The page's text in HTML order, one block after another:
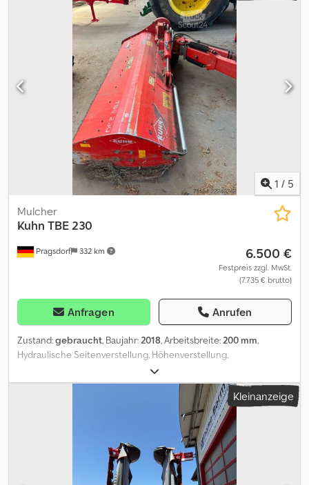
1 / 5
Pragsdorf 332 km
Mulcher
Kuhn TBE 230
6.500 €
Festpreis zzgl. MwSt.
(7.735 € brutto)
Anfragen Anrufen
Zustand:gebraucht, Baujahr:2018, Arbeitsbreite:200 mm,
Hydraulische Seitenverstellung, Höhenverstellung,
Heckanbau_____Böschungsmulcher, Heckanbau,
Anfahrtssicherung, Zapfwelle,Gegenschneide, neu
gelagert,Lagerort:Kunde Dcjdpfozh R Ncox Anvok
Kleinanzeige